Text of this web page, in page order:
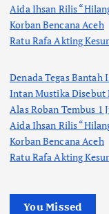
Aida Ihsan Rilis
Korban Bencana Aceh
Ratu Rafa Akting
Denada Tegas Bantah
Intan Mustika Disebut
Alas Roban Tembus 1
Aida Ihsan Rilis
Korban Bencana Aceh
Ratu Rafa Akting
You Missed